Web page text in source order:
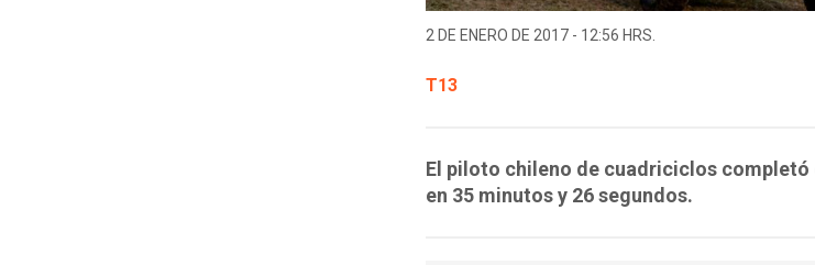
2 DE ENERO DE 2017 - 12:56 HRS.
T13
El piloto chileno de cuadriciclos
en 35 minutos y 26 segundos.